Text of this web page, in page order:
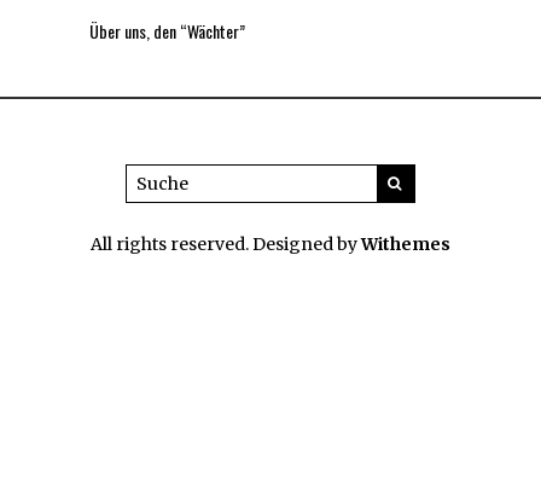
Über uns, den “Wächter”
All rights reserved. Designed byWithemes